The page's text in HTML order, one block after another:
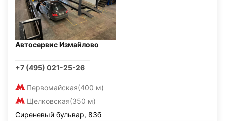
Автосервис Измайлово
+7 (495) 021-25-26
Первомайская(400 м)
Щелковская(350 м)
Сиреневый бульвар, 83б